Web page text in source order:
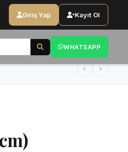
Giriş Yap Kayıt Ol
WHATSAPP